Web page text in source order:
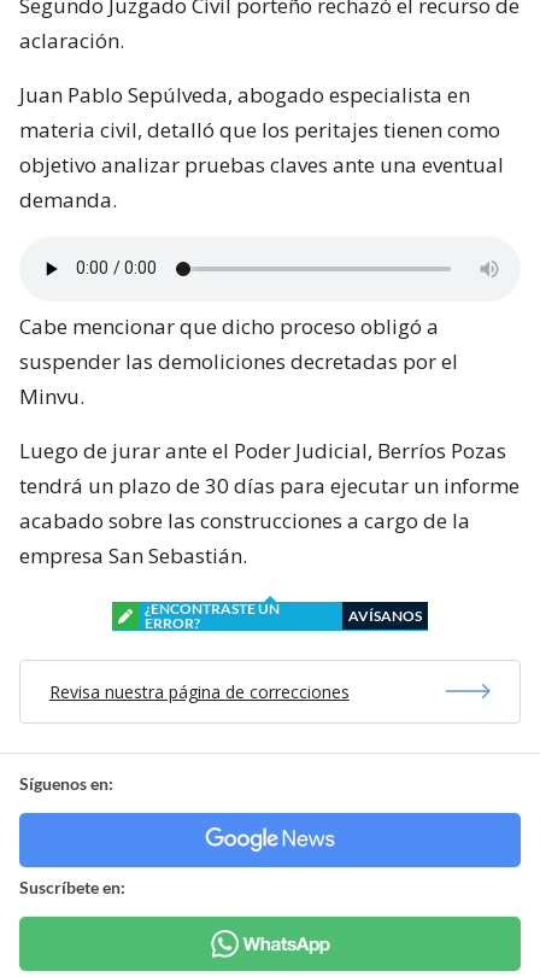
aclaración.
Juan Pablo Sepúlveda, abogado especialista en
materia civil, detalló que los peritajes tienen como
objetivo analizar pruebas claves ante una eventual
demanda.
Cabe mencionar que dicho proceso obligó a
suspender las demoliciones decretadas por el
Minvu.
Luego de jurar ante el Poder Judicial, Berríos Pozas
tendrá un plazo de 30 días para ejecutar un informe
acabado sobre las construcciones a cargo de la
empresa San Sebastián.
¿ENCONTRASTE UN
ERROR?
AVÍSANOS
Revisa nuestra página de correcciones
Síguenos en:
Suscríbete en: